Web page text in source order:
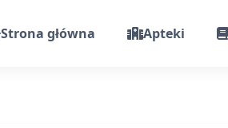
Strona główna Apteki